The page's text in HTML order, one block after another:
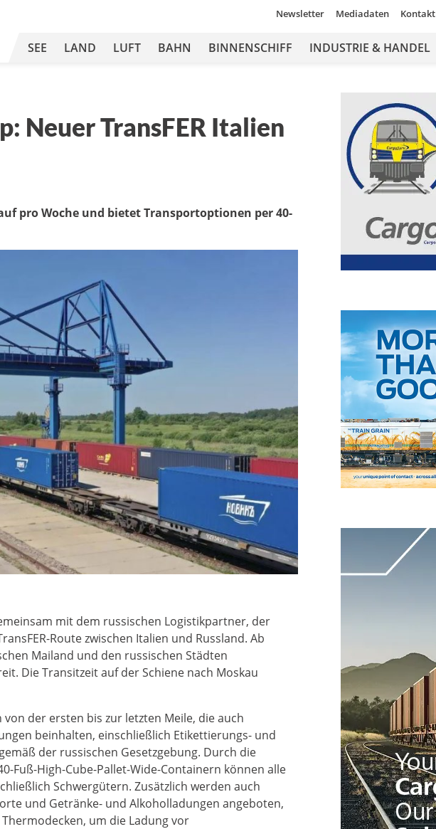
Newsletter Mediadaten Kontakt
SEE LAND LUFT BAHN BINNENSCHIFF INDUSTRIE & HANDEL
Neuer TransFER Italien
pro Woche und bietet Transportoptionen per 40-
mit dem russischen Logistikpartner, der
Route zwischen Italien und Russland. Ab
Mailand und den russischen Städten
Die Transitzeit auf der Schiene nach Moskau
der ersten bis zur letzten Meile, die auch
beinhalten, einschließlich Etikettierungs- und
der russischen Gesetzgebung. Durch die
Fuß-High-Cube-Pallet-Wide-Containern können alle
Schwergütern. Zusätzlich werden auch
und Getränke- und Alkoholladungen angeboten,
um die Ladung vor